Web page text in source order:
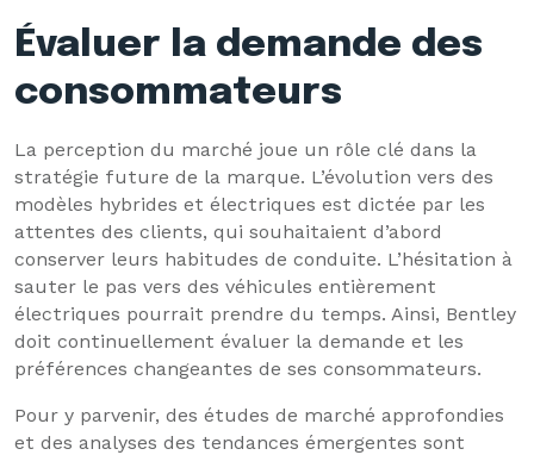
Évaluer la demande des
consommateurs
La perception du marché joue un rôle clé dans la
stratégie future de la marque. L’évolution vers des
modèles hybrides et électriques est dictée par les
attentes des clients, qui souhaitaient d’abord
conserver leurs habitudes de conduite. L’hésitation à
sauter le pas vers des véhicules entièrement
électriques pourrait prendre du temps. Ainsi, Bentley
doit continuellement évaluer la demande et les
préférences changeantes de ses consommateurs.
Pour y parvenir, des études de marché approfondies
et des analyses des tendances émergentes sont